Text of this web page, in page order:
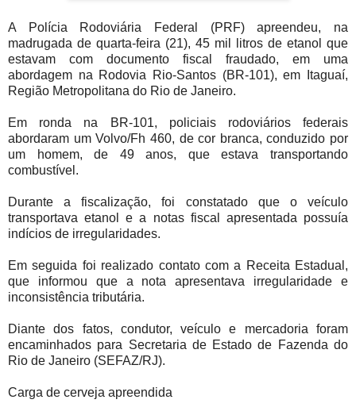
A Polícia Rodoviária Federal (PRF) apreendeu, na
madrugada de quarta-feira (21), 45 mil litros de etanol que
estavam com documento fiscal fraudado, em uma
abordagem na Rodovia Rio-Santos (BR-101), em Itaguaí,
Região Metropolitana do Rio de Janeiro.
Em ronda na BR-101, policiais rodoviários federais
abordaram um Volvo/Fh 460, de cor branca, conduzido por
um homem, de 49 anos, que estava transportando
combustível.
Durante a fiscalização, foi constatado que o veículo
transportava etanol e a notas fiscal apresentada possuía
indícios de irregularidades.
Em seguida foi realizado contato com a Receita Estadual,
que informou que a nota apresentava irregularidade e
inconsistência tributária.
Diante dos fatos, condutor, veículo e mercadoria foram
encaminhados para Secretaria de Estado de Fazenda do
Rio de Janeiro (SEFAZ/RJ).
Carga de cerveja apreendida